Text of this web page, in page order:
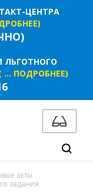
акты
задания
ЦЕНТРА
ЛЬГОТНОГО
... ПОДРОБНЕЕ)